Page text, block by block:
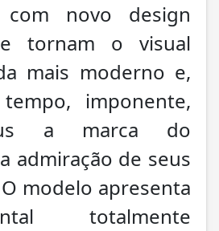
novo design
tornam o visual
mais moderno e,
imponente,
a marca do
admiração de seus
modelo apresenta
totalmente